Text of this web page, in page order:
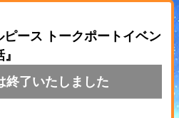
ース トークポートイベン
終了いたしました